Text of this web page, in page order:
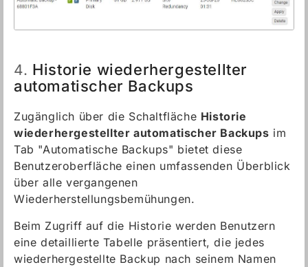
4. Historie wiederhergestellter
automatischer Backups
Zugänglich über die Schaltfläche Historie
wiederhergestellter automatischer Backups im
Tab "Automatische Backups" bietet diese
Benutzeroberfläche einen umfassenden Überblick
über alle vergangenen
Wiederherstellungsbemühungen.
Beim Zugriff auf die Historie werden Benutzern
eine detaillierte Tabelle präsentiert, die jedes
wiederhergestellte Backup nach seinem Namen